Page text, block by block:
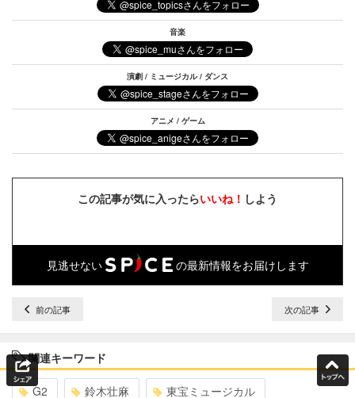
音楽
演劇 / ミュージカル / ダンス
アニメ / ゲーム
この記事が気に入ったらいいね！ しよう
見逃せない の最新情報をお届けします
前の記事 次の記事
関連キーワード
G2 鈴木壮麻 東宝ミュージカル